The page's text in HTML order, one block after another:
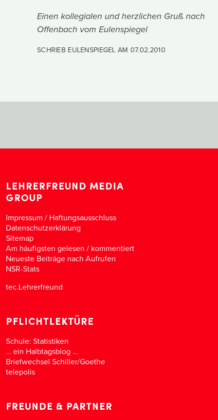
Einen kollegialen und herzlichen Gruß nach
Offenbach vom Eulenspiegel
SCHRIEB EULENSPIEGEL AM 07.02.2010
LEHRERFREUND MEDIA
GROUP
Impressum / Haftungsausschluss
Datenschutzerklärung
Sitemap
Am häufigsten gelesen / kommentiert
Neueste Beiträge nach Aufrufen
NSR-Stats
tec.Lehrerfreund
PFLICHTLEKTÜRE
Schule: Statistiken
… ein Halbtagsblog …
Briefwechsel Schiller/Goethe
telepolis
FREUNDE & PARTNER